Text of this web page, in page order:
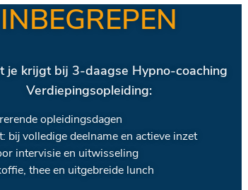
INBEGREPEN
je krijgt bij 3-daagse Hypno-coaching
Verdiepingsopleiding:
opleidingsdagen
bij volledige deelname en actieve inzet
intervisie en uitwisseling
thee en uitgebreide lunch